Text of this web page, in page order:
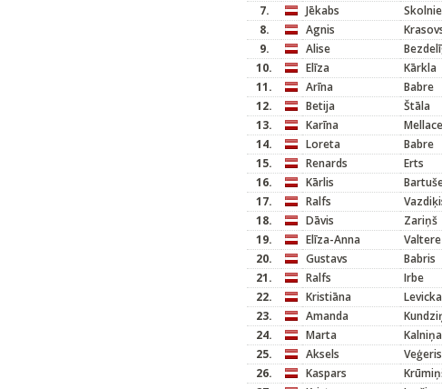
7.
Jēkabs
8.
Agnis
9.
Alise
10.
Elīza Kārkla
11.
Arīna Babre
12.
Betija Štāla
13.
Karīna Mellace
14.
Loreta Babre
15.
Renards Erts
16.
Kārlis
17.
Ralfs
18.
Dāvis Zariņš
19.
Elīza-Anna Valtere
20.
Gustavs Babris
21.
Ralfs Irbe
22.
Kristiāna Levicka
23.
Amanda
24.
Marta Kalniņa
25.
Aksels Veģeris
26.
Kaspars